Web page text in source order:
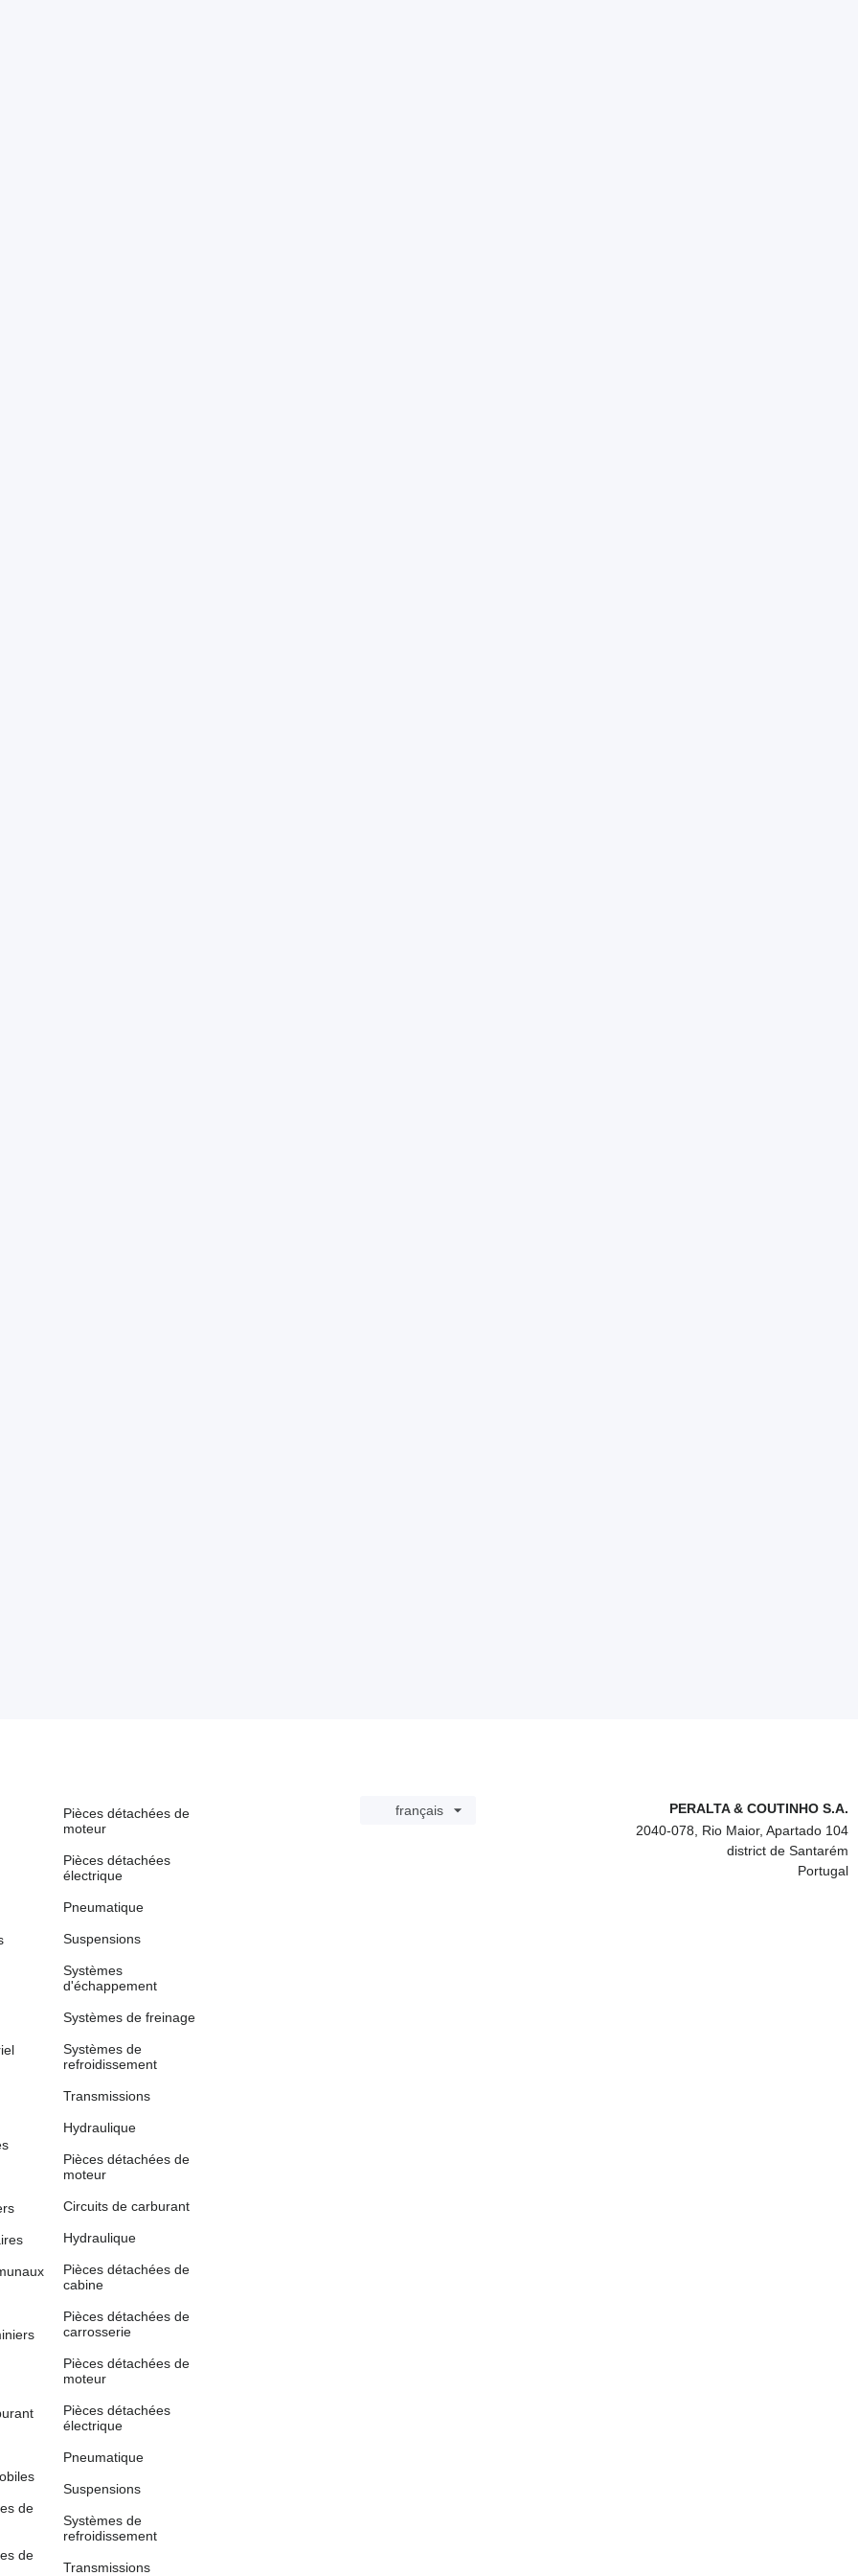
français
PERALTA & COUTINHO S.A.
2040-078, Rio Maior, Apartado 104
district de Santarém
Portugal
de
de
Pièces détachées de
moteur
Pièces détachées
électrique
Pneumatique
Suspensions
Systèmes
d'échappement
Systèmes de freinage
Systèmes de
refroidissement
Transmissions
Hydraulique
Pièces détachées de
moteur
Circuits de carburant
Hydraulique
Pièces détachées de
cabine
Pièces détachées de
carrosserie
Pièces détachées de
moteur
Pièces détachées
électrique
Pneumatique
Suspensions
Systèmes de
refroidissement
Transmissions